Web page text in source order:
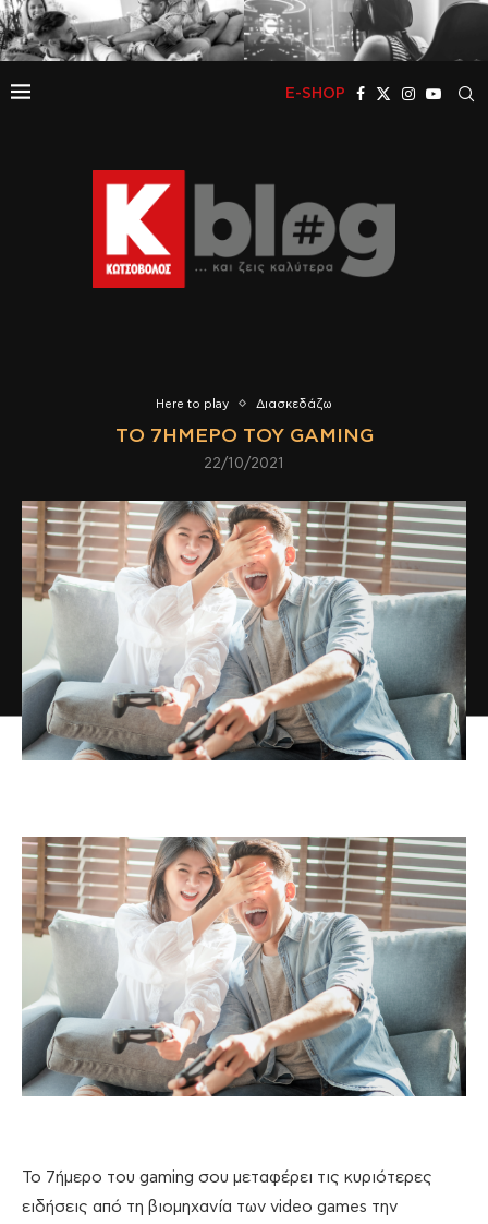
E-SHOP
Here to play Διασκεδάζω
ΤΟ 7ΉΜΕΡΟ ΤΟΥ GAMING
22/10/2021
To 7ήμερο του gaming σου μεταφέρει τις κυριότερες
ειδήσεις από τη βιομηχανία των video games την